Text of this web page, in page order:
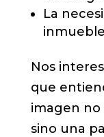
La
Nos
que
imagen no
sino una